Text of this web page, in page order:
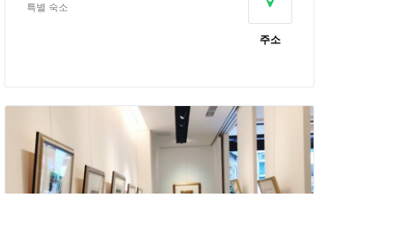
특별 숙소
주소